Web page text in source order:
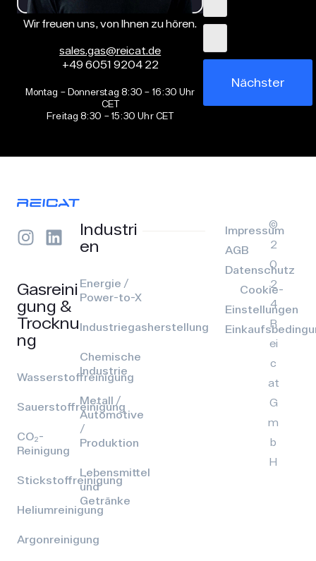
Wir freuen uns, von Ihnen zu hören.
sales.gas@reicat.de
+49 6051 9204 22
Montag – Donnerstag 8:30 – 16:30 Uhr
CET
Freitag 8:30 – 15:30 Uhr CET
Nächster
Gasreini
gung &
Trocknu
ng
Wasserstoffreinigung
Sauerstoffreinigung
CO₂-
Reinigung
Stickstoffreinigung
Heliumreinigung
Argonreinigung
Industri
en
Energie /
Power-to-X
Industriegasherstellung
Chemische
Industrie
Metall /
Automotive
/
Produktion
Lebensmittel
und
Getränke
Impressum
AGB
Datenschutz
Cookie-
Einstellungen
©
2
0
2
4
R
ei
c
at
G
m
b
H